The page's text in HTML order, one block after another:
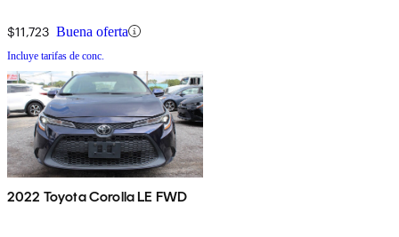
$11,723 Buena oferta
Incluye tarifas de conc.
2022 Toyota Corolla LE FWD